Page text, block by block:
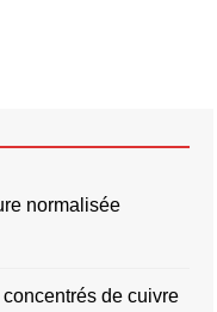
normalisée
concentrés de cuivre